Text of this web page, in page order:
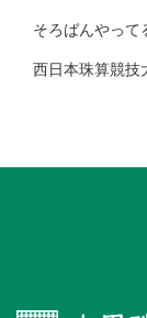
そろばんやって
西日本珠算競技